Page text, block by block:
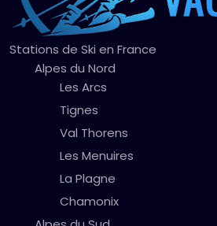
Stations de Ski en France
Alpes du Nord
Les Arcs
Tignes
Val Thorens
Les Menuires
La Plagne
Chamonix